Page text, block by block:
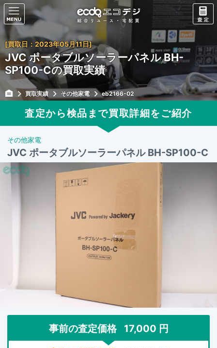
[買取日：2023年05月11日]
JVC ポータブルソーラーパネル BH-
SP100-Cの買取実績
買取実績 その他家電 eb2166-02
査定から検品まで買取詳細をご紹介
その他家電
JVC ポータブルソーラーパネル BH-SP100-C
事前の査定価格 17,000 円